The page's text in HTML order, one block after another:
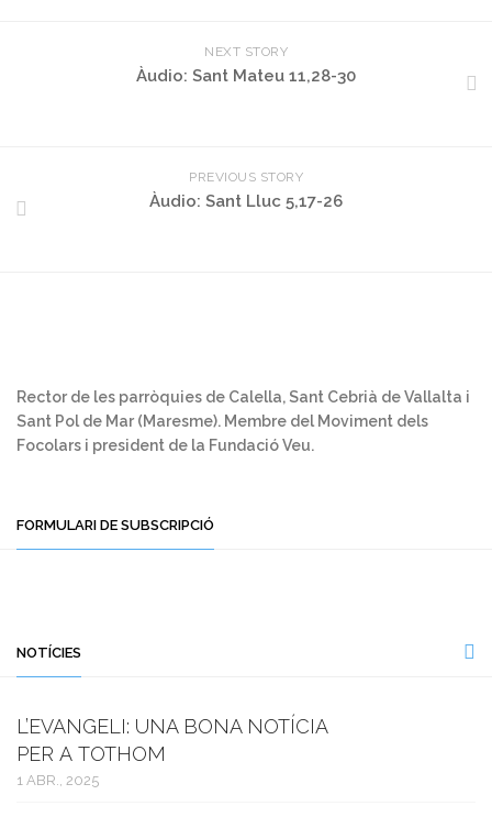
NEXT STORY
Àudio: Sant Mateu 11,28-30
PREVIOUS STORY
Àudio: Sant Lluc 5,17-26
Rector de les parròquies de Calella, Sant Cebrià de Vallalta i
Sant Pol de Mar (Maresme). Membre del Moviment dels
Focolars i president de la Fundació Veu.
FORMULARI DE SUBSCRIPCIÓ
NOTÍCIES
L’EVANGELI: UNA BONA NOTÍCIA
PER A TOTHOM
1 ABR., 2025